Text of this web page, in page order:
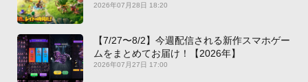
新作PICKUP】
2026年07月28日 18:20
【7/27〜8/2】今週配信される新作スマホゲー
ムをまとめてお届け！【2026年】
2026年07月27日 17:00